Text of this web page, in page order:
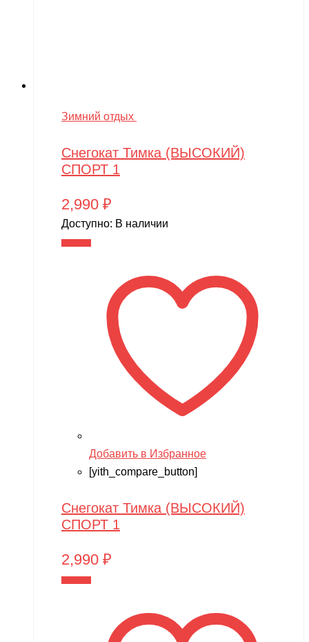
Зимний отдых
Снегокат Тимка (ВЫСОКИЙ)
СПОРТ 1
2,990 ₽
Доступно: В наличии
Добавить в Избранное
[yith_compare_button]
Снегокат Тимка (ВЫСОКИЙ)
СПОРТ 1
2,990 ₽